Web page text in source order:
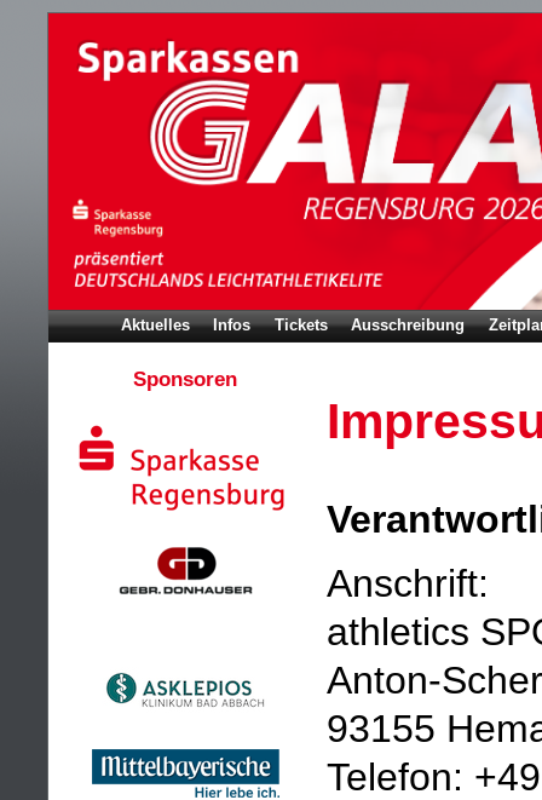
Aktuelles Infos Tickets Ausschreibung
Sponsoren
Anschrift:
athletics
Anton-
93155
Telefon: